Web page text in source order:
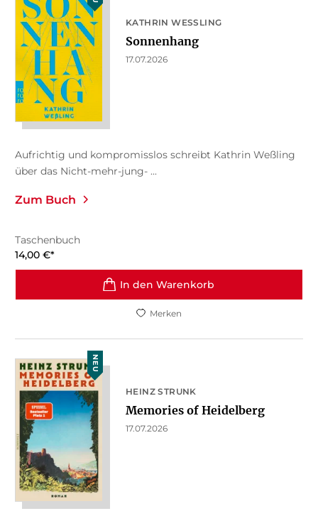
KATHRIN WESSLING
Sonnenhang
17.07.2026
Aufrichtig und kompromisslos schreibt Kathrin Weßling
über das Nicht-mehr-jung- ...
Zum Buch
Taschenbuch
14,00 €*
In den Warenkorb
Merken
NEU
HEINZ STRUNK
Memories of Heidelberg
17.07.2026